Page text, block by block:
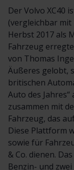
Der Volvo XC40
(vergleichbar mit
Herbst 2017 als
Fahrzeug
von Thomas
Äußeres gelobt,
britischen
Auto des
zusammen mit
Fahrzeug, das
Diese Plattform
sowie für
& Co. dienen.
Benzin- und